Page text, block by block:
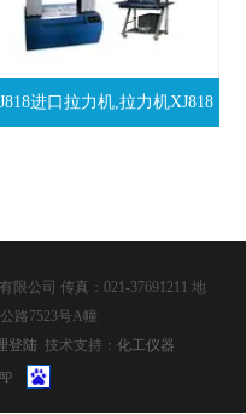
进口拉力机,拉力机XJ818
限公司 传真：021-37691211 地
路7523号A幢
登陆 技术支持： 化工仪器